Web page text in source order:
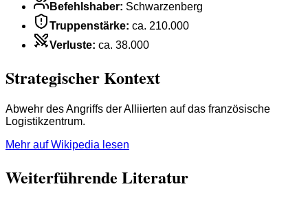
Befehlshaber: Schwarzenberg
Truppenstärke: ca. 210.000
Verluste: ca. 38.000
Strategischer Kontext
Abwehr des Angriffs der Alliierten auf das französische
Logistikzentrum.
Mehr auf Wikipedia lesen
Weiterführende Literatur